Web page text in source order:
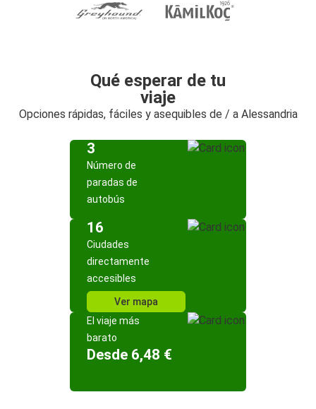
Qué esperar de tu
viaje
Opciones rápidas, fáciles y asequibles de / a Alessandria
3
Número de
paradas de
autobús
16
Ciudades
directamente
accesibles
Ver mapa
El viaje más
barato
Desde 6,48 €